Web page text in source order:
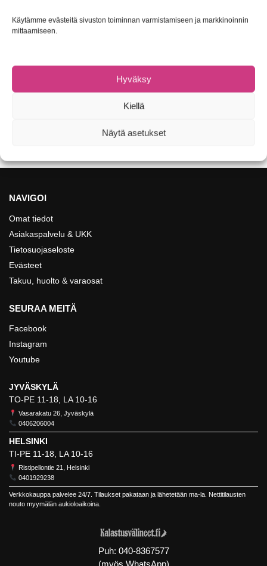
Käytämme evästeitä sivuston toiminnan varmistamiseen ja markkinoinnin
mittaamiseen.
Hyväksy
Kiellä
Näytä asetukset
NAVIGOI
Omat tiedot
Asiakaspalvelu & UKK
Tietosuojaseloste
Evästeet
Takuu, huolto & varaosat
SEURAA MEITÄ
Facebook
Instagram
Youtube
JYVÄSKYLÄ
TO-PE 11-18, LA 10-16
Vasarakatu 26, Jyväskylä
0406206004
HELSINKI
TI-PE 11-18, LA 10-16
Ristipellontie 21, Helsinki
0401929238
Verkkokauppa palvelee 24/7. Tilaukset pakataan ja lähetetään ma-la. Nettitilausten
nouto myymälän aukioloaikoina.
Puh: 040-8367577
(myös WhatsApp)